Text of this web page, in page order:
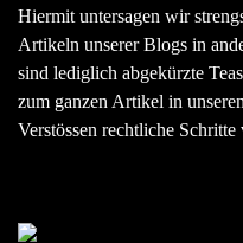
Hiermit untersagen wir
Artikeln unserer Blogs in
sind lediglich abgekürzte
zum ganzen Artikel in
Verstössen rechtliche